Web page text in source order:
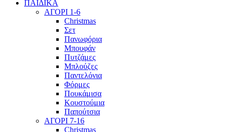
ΠΑΙΔΙΚΑ
ΑΓΟΡΙ 1-6
Christmas
Σετ
Πανωφόρια
Μπουφάν
Πυτζάμες
Μπλούζες
Παντελόνια
Φόρμες
Πουκάμισα
Κουστούμια
Παπούτσια
ΑΓΟΡΙ 7-16
Christmas